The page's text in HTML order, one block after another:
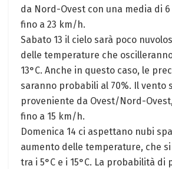
da Nord-Ovest con una media di
fino a 23 km/h.
Sabato 13 il cielo sarà poco
delle temperature che
13°C. Anche in questo caso, le
saranno probabili al 70%. Il vento
proveniente da Ovest/Nord-
fino a 15 km/h.
Domenica 14 ci aspettano nubi
aumento delle temperature, che
tra i 5°C e i 15°C. La probabilità di